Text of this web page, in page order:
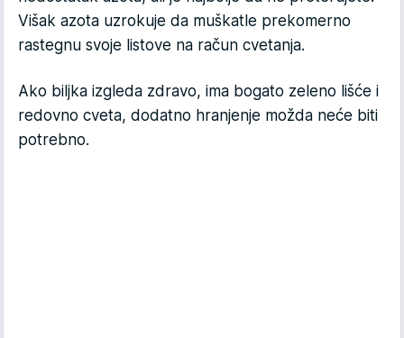
Višak azota uzrokuje da muškatle prekomerno
rastegnu svoje listove na račun cvetanja.
Ako biljka izgleda zdravo, ima bogato zeleno lišće i
redovno cveta, dodatno hranjenje možda neće biti
potrebno.